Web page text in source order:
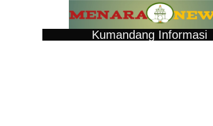
Kumandang Informasi